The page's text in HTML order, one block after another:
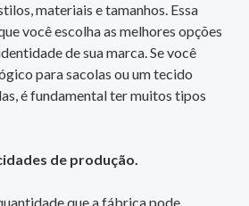
materiais e tamanhos. Essa
você escolha as melhores opções
de sua marca. Se você
para sacolas ou um tecido
é fundamental ter muitos tipos
de produção.
que a fábrica pode